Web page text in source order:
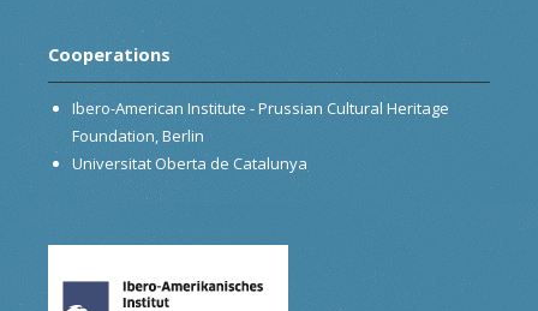
Cooperations
Ibero-American Institute - Prussian Cultural Heritage
Foundation, Berlin
Universitat Oberta de Catalunya